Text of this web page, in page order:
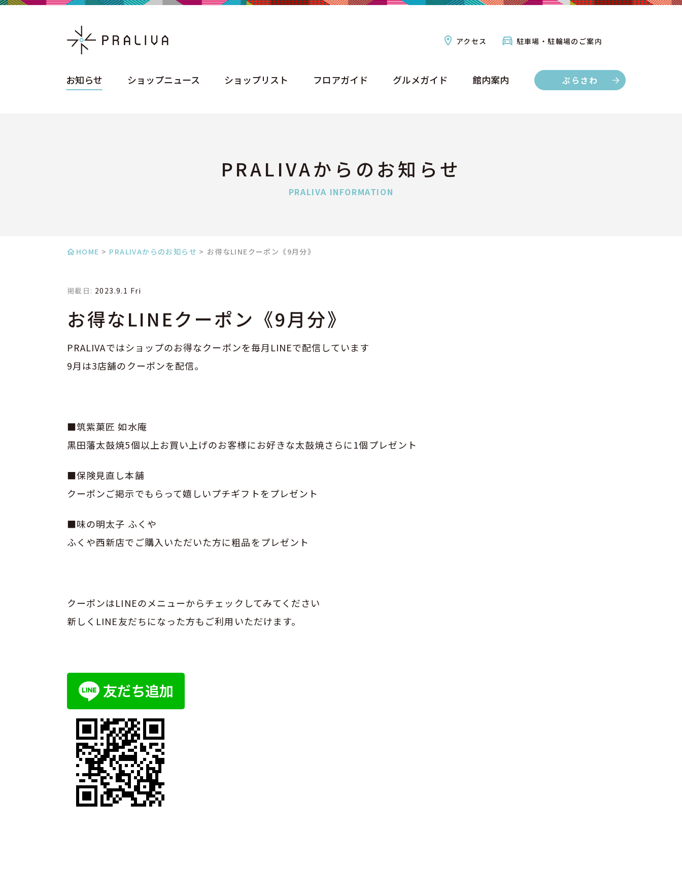
アクセス 駐車場・駐輪場のご案内
お知らせ ショップニュース ショップリスト フロアガイド グルメガイド 館内案内 ぷらさわ
PRALIVAからのお知らせ
PRALIVA INFORMATION
HOME > PRALIVAからのお知らせ > お得なLINEクーポン 《9月分》
掲載日: 2023.9.1 Fri
お得なLINEクーポン 《9月分》
PRALIVAではショップのお得なクーポンを毎月LINEで配信しています
9月は3店舗のクーポンを配信。
■筑紫菓匠 如水庵
黒田藩太鼓焼5個以上お買い上げのお客様にお好きな太鼓焼さらに1個プレゼント
■保険見直し本舗
クーポンご掲示でもらって嬉しいプチギフトをプレゼント
■味の明太子 ふくや
ふくや西新店でご購入いただいた方に粗品をプレゼント
クーポンはLINEのメニューからチェックしてみてください
新しくLINE友だちになった方もご利用いただけます。